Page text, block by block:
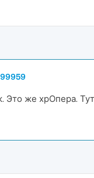
Это же хрОпера.